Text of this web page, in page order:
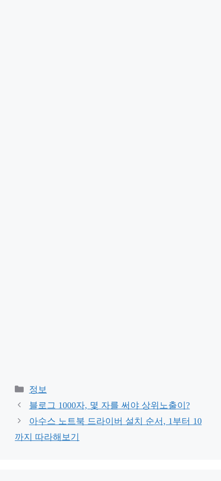
Categories
정보
블로그 1000자, 몇 자를 써야 상위노출이?
아수스 노트북 드라이버 설치 순서, 1부터 10
까지 따라해보기